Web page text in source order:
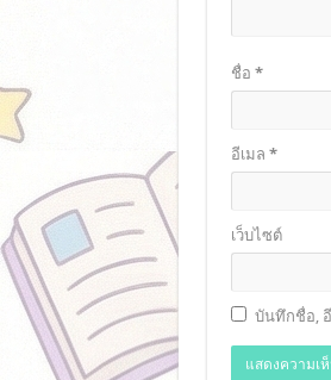
ชื่อ *
อีเมล *
เว็บไซต์
บันทึกชื่อ,